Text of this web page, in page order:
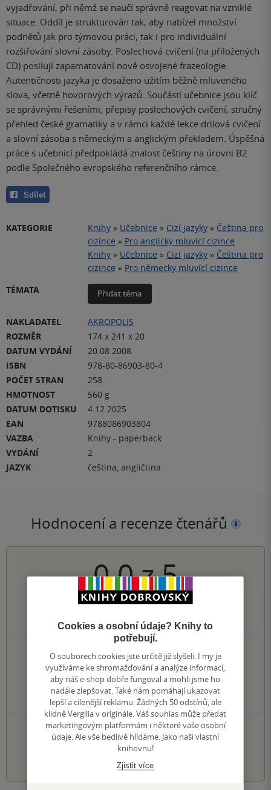
vyjadřování, při němž se naučí správně reagovat na vzniklé
situace. Oddíl je strukturován tak, aby nabízel množství
podnětů jak pro týmovou práci, tak i pro individuální
rozšiřování slovní zásoby. Poslechová cvičení (na přiložených
CD) posilují zapamatování nově osvojené frazeologie.
Autentičnosti jazyka je dosaženo užitím běžně mluveného
slova, včetně hovorových výrazů. Součástí učebnice jsou klíč
se správnými řešeními, přepisy poslechových cvičení, stručný
přehled české gramatiky a v rámci každé lekce drilová cvičení
a slovní zásoba s německým a anglickým překladem. Úspěšná
práce s učebnicí předpokládá znalost češtiny na úrovni B2
podle Společného evropského referenčního rámce.
Sdílet
KATEGORIE Knihy » Učebnice » Cizí jazyky » Čeština pro
cizince » Pro anglicky mluvící cizince
Knihy » Učebnice » Cizí jazyky » Čeština pro
cizince » Pro německy mluvící cizince
TÉMATA
Přidat téma
NAKLADATEL
AKROPOLIS
ROZMĚR
174 x 241 x 20
DATUM VYDÁNÍ
20.08.2008
ISBN
978-80-86903-80-4
POČET STRAN
258
HMOTNOST
560 g
DATUM DOTISKU
4.12.2025
EAN
9788086903804
VAZBA
Knihy - paperback
VYDÁNÍ
2
JAZYK
čeština, angličtina
Hodnocení a recenze čtenářů
0.0z5
5 hvězdiček
0×
4 hvězdičky
0×
3 hvězdičky
0×
2 hvězdičky
0×
1 hvezdička
PŘIDEJTE SVÉ HODNOCENÍ KNIHY
3 4 5
Cookies a osobní údaje? Knihy to
potřebují.
O souborech cookies jste určitě již slyšeli. I my je
využíváme ke shromažďování a analýze informací,
aby náš e-shop dobře fungoval a mohli jsme ho
nadále zlepšovat. Také nám pomáhají ukazovat
lepší a cílenější reklamu. Žádných 50 odstínů, ale
klidně Vergilia v originále. Váš souhlas může předat
marketingovým platformám i některé vaše osobní
údaje. Ale vše bedlivě hlídáme. Jako naši vlastní
knihovnu!
Zjistit více